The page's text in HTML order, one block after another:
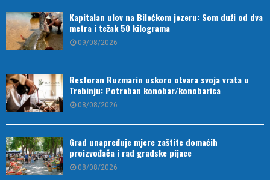
Kapitalan ulov na Bilećkom jezeru: Som duži od dva
metra i težak 50 kilograma
09/08/2026
Restoran Ruzmarin uskoro otvara svoja vrata u
Trebinju: Potreban konobar/konobarica
08/08/2026
Grad unapređuje mjere zaštite domaćih
proizvođača i rad gradske pijace
08/08/2026